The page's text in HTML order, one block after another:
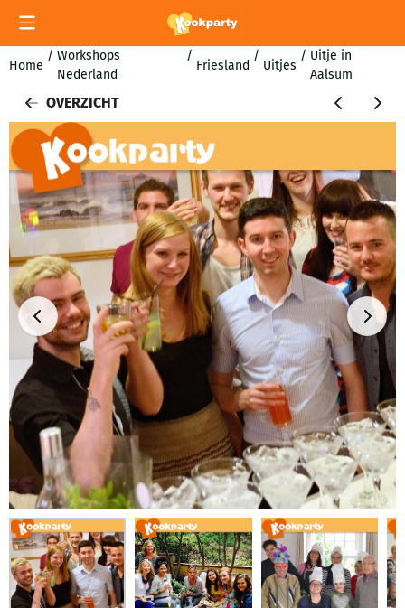
Cookievoorkeuren zijn momenteel gesloten.
Home
/ Workshops
Nederland
/
Friesland
/
Uitjes
/ Uitje in
Aalsum
OVERZICHT